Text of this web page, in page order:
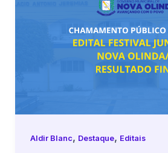
Aldir Blanc, Destaque, Editais